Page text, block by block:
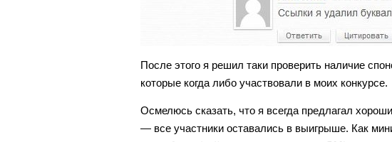
После этого я решил таки проверить наличие
которые когда либо участвовали в моих конкурсе.
Осмелюсь сказать, что я всегда предлагал
— все участники оставались в выигрыше. Как